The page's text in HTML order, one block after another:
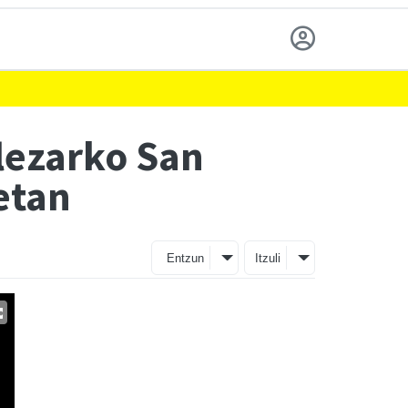
San
Entzun Itzuli